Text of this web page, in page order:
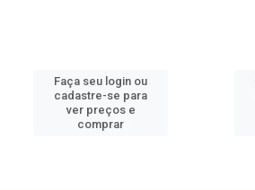
Faça seu login ou
cadastre-se para
ver preços e
comprar